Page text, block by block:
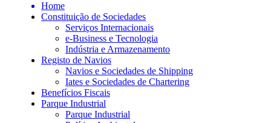
Home
Constituição de Sociedades
Serviços Internacionais
e-Business e Tecnologia
Indústria e Armazenamento
Registo de Navios
Navios e Sociedades de Shipping
Iates e Sociedades de Chartering
Benefícios Fiscais
Parque Industrial
Parque Industrial